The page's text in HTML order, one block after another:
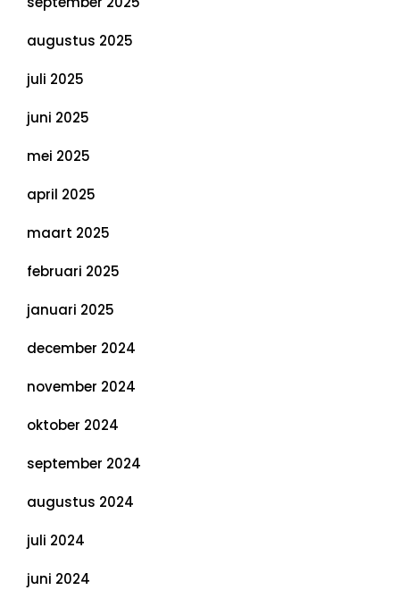
augustus 2025
juli 2025
juni 2025
mei 2025
april 2025
maart 2025
februari 2025
januari 2025
december 2024
november 2024
oktober 2024
september 2024
augustus 2024
juli 2024
juni 2024